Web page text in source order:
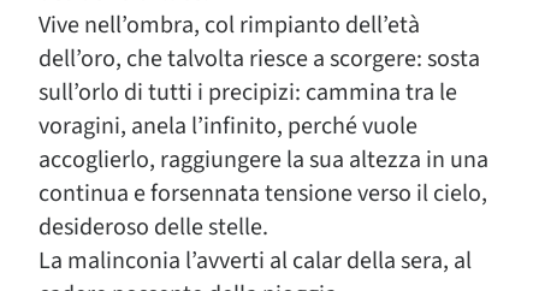
Vive nell’ombra, col rimpianto dell’età
dell’oro, che talvolta riesce a scorgere: sosta
sull’orlo di tutti i precipizi: cammina tra le
voragini, anela l’infinito, perché vuole
accoglierlo, raggiungere la sua altezza in una
continua e forsennata tensione verso il cielo,
desideroso delle stelle.
La malinconia l’avverti al calar della sera, al